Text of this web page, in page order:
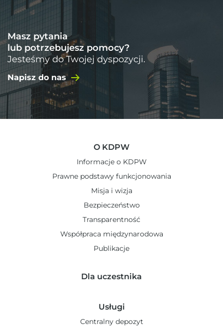
Masz pytania
lub potrzebujesz pomocy?
Jesteśmy do Twojej dyspozycji.
Napisz do nas
O KDPW
Informacje o KDPW
Prawne podstawy funkcjonowania
Misja i wizja
Bezpieczeństwo
Transparentność
Współpraca międzynarodowa
Publikacje
Dla uczestnika
Usługi
Centralny depozyt